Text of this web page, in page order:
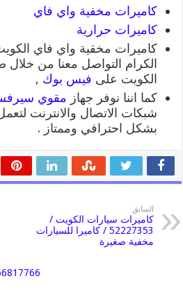
كاميرات مخفية واي فاي
كاميرات حرارية
كاميرات مخقية واي فاي
الكرام التواصل معنا من
الكويت على فيس بوك ,
كما اننا نوفر جهاز مقوي
شبكات الاتصال والانترنت
بشكل احترافي وممتاز .
السابق
كاميرات سيارات الكويت /
52227353 / كاميرا للسيارات
مخفية صغيرة